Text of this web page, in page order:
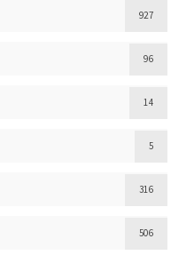
927
96
14
5
316
506